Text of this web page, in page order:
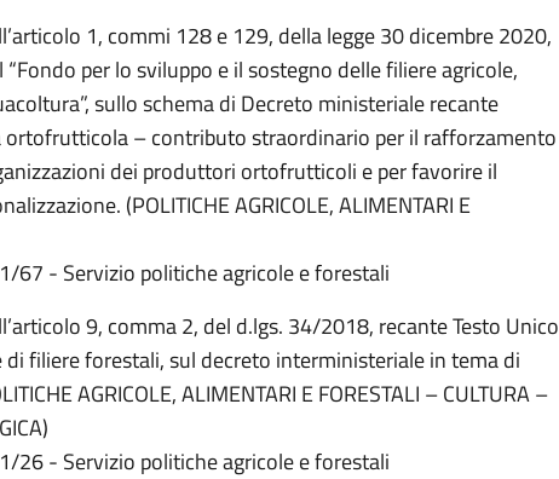
1, commi 128 e 129, della legge 30 dicembre 2020,
per lo sviluppo e il sostegno delle filiere agricole,
sullo schema di Decreto ministeriale recante
ortofrutticola – contributo straordinario per il rafforzamento
dei produttori ortofrutticoli e per favorire il
(POLITICHE AGRICOLE, ALIMENTARI E
67 - Servizio politiche agricole e forestali
9, comma 2, del d.lgs. 34/2018, recante Testo Unico
filiere forestali, sul decreto interministeriale in tema di
AGRICOLE, ALIMENTARI E FORESTALI – CULTURA –
26 - Servizio politiche agricole e forestali